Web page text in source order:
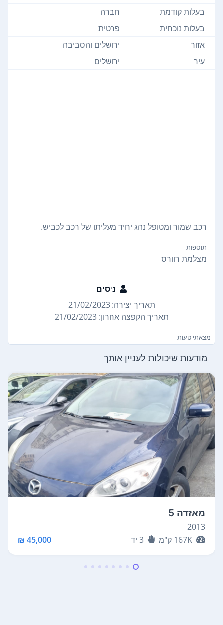
בעלות קודמת
חברה
בעלות נוכחית
פרטית
אזור
ירושלים והסביבה
עיר
ירושלים
רכב שמור ומטופל נהג יחיד מעליתו של רכב לכביש.
תוספות
מצלמת רוורס
ניסים
תאריך יצירה: 21/02/2023
תאריך הקפצה אחרון: 21/02/2023
מצאתי טעות
מודעות שיכולות לעניין אותך
מאזדה 5
2013
167K ק"מ 3 יד 45,000 ₪